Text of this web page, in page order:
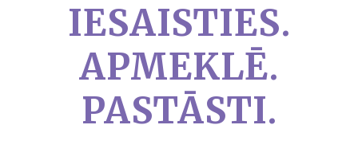
IESAISTIES.
APMEKLĒ.
PASTĀSTI.